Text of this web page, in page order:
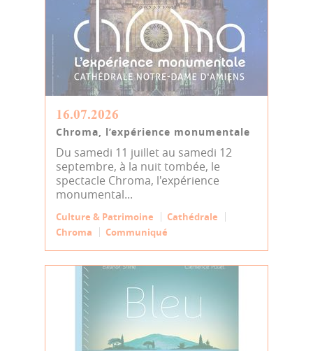
16.07.2026
Chroma, l’expérience monumentale
Du samedi 11 juillet au samedi 12
septembre, à la nuit tombée, le
spectacle Chroma, l'expérience
monumental...
Culture & Patrimoine
Cathédrale
Chroma
Communiqué